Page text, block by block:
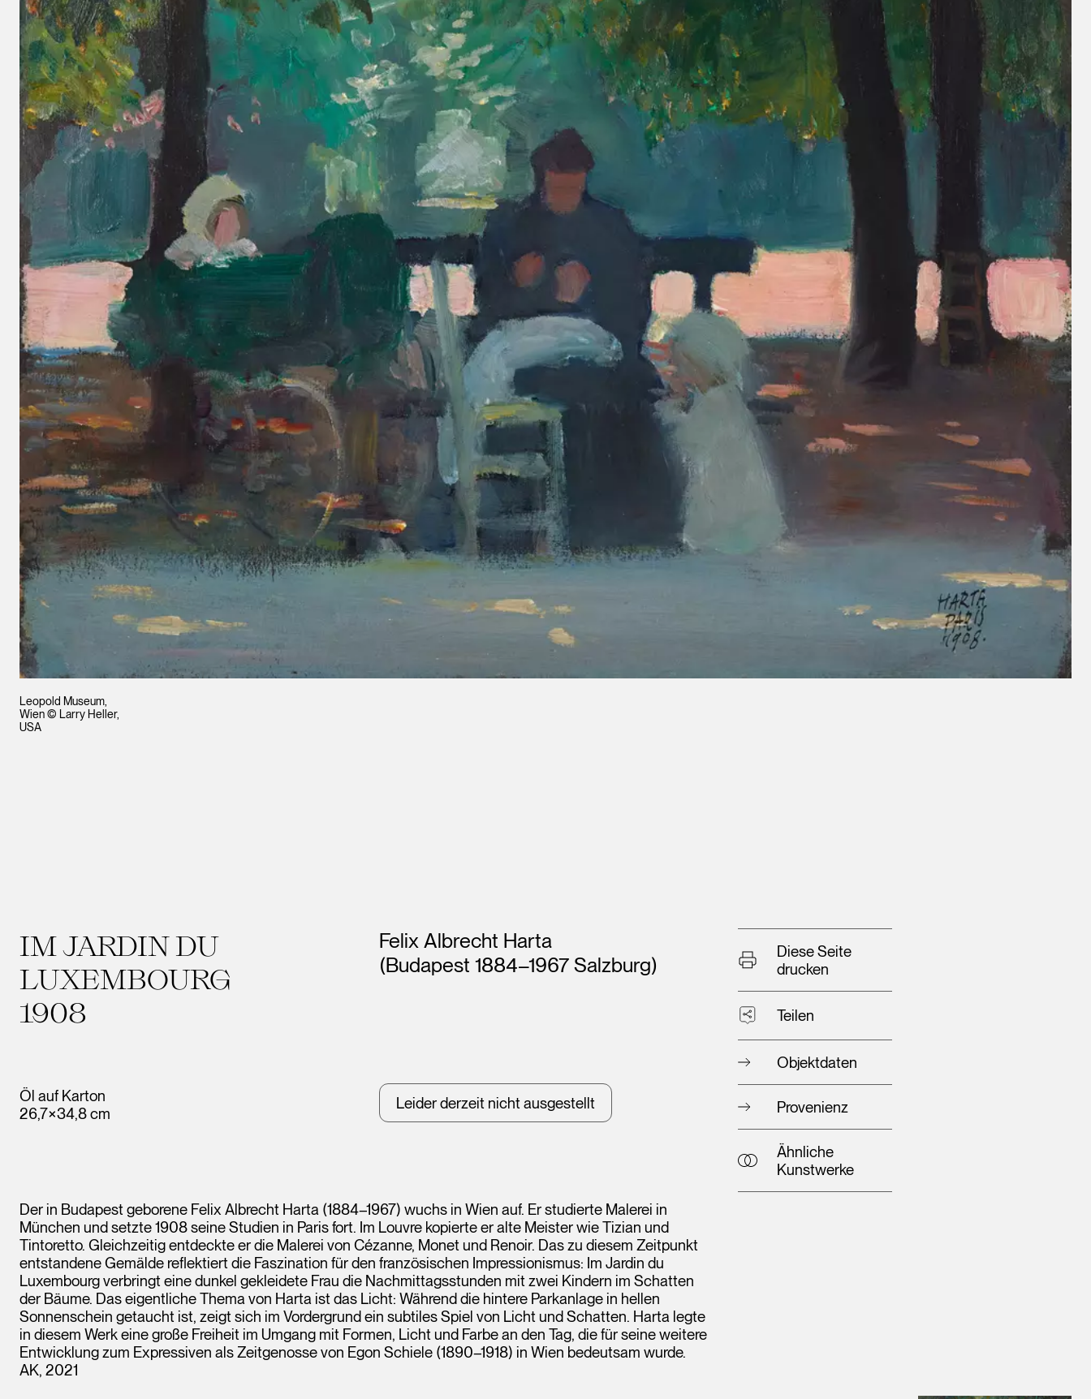
Leopold Museum,
Wien © Larry Heller,
USA
IM JARDIN DU
LUXEMBOURG
1908
Öl auf Karton
26,7×34,8 cm
Künstler*innen
Felix Albrecht Harta
(Budapest 1884–1967 Salzburg)
Leider derzeit nicht ausgestellt
Diese Seite
drucken
Teilen
Objektdaten
Provenienz
Ähnliche
Kunstwerke
Der in Budapest geborene Felix Albrecht Harta (1884–1967) wuchs in Wien auf. Er studierte Malerei in
München und setzte 1908 seine Studien in Paris fort. Im Louvre kopierte er alte Meister wie Tizian und
Tintoretto. Gleichzeitig entdeckte er die Malerei von Cézanne, Monet und Renoir. Das zu diesem Zeitpunkt
entstandene Gemälde reflektiert die Faszination für den französischen Impressionismus: Im Jardin du
Luxembourg verbringt eine dunkel gekleidete Frau die Nachmittagsstunden mit zwei Kindern im Schatten
der Bäume. Das eigentliche Thema von Harta ist das Licht: Während die hintere Parkanlage in hellen
Sonnenschein getaucht ist, zeigt sich im Vordergrund ein subtiles Spiel von Licht und Schatten. Harta legte
in diesem Werk eine große Freiheit im Umgang mit Formen, Licht und Farbe an den Tag, die für seine weitere
Entwicklung zum Expressiven als Zeitgenosse von Egon Schiele (1890–1918) in Wien bedeutsam wurde.
AK, 2021